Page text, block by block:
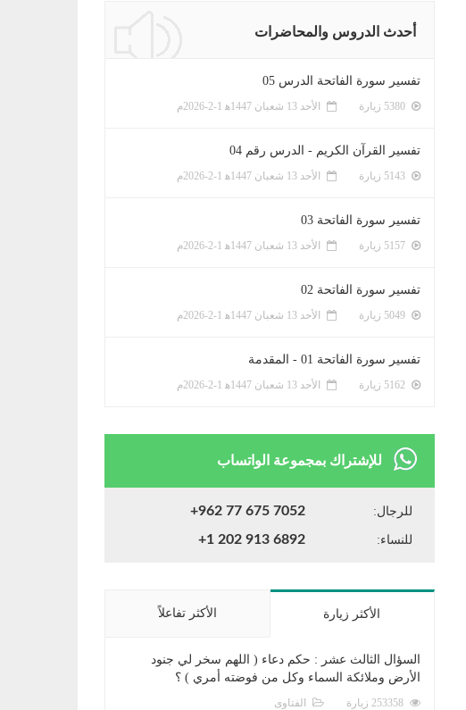
أحدث الدروس والمحاضرات
تفسير سورة الفاتحة الدرس 05
الأحد 13 شعبان 1447ﻫ 1-2-2026م
تفسير القرآن الكريم - الدرس رقم 04
الأحد 13 شعبان 1447ﻫ 1-2-2026م
تفسير سورة الفاتحة 03
الأحد 13 شعبان 1447ﻫ 1-2-2026م
تفسير سورة الفاتحة 02
الأحد 13 شعبان 1447ﻫ 1-2-2026م
تفسير سورة الفاتحة 01 - المقدمة
الأحد 13 شعبان 1447ﻫ 1-2-2026م
للإشتراك بمجموعة الواتساب
للرجال: +962 77 675 7052
للنساء: +1 202 913 6892
الأكثر زيارة الأكثر تفاعلاً
السؤال الثالث عشر : حكم دعاء ( اللهم سخر لي جنود
الأرض وملائكة السماء وكل من فوضته أمري ) ؟
الفتاوى